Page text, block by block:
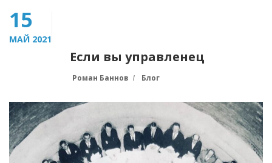
15
МАЙ 2021
Если вы управленец
Роман Баннов Блог